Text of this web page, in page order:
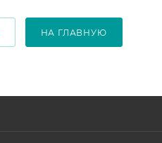
НА ГЛАВНУЮ